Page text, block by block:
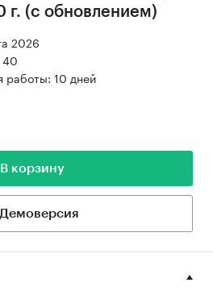
г. (с обновлением)
2026
40
работы: 10 дней
В корзину
Демоверсия